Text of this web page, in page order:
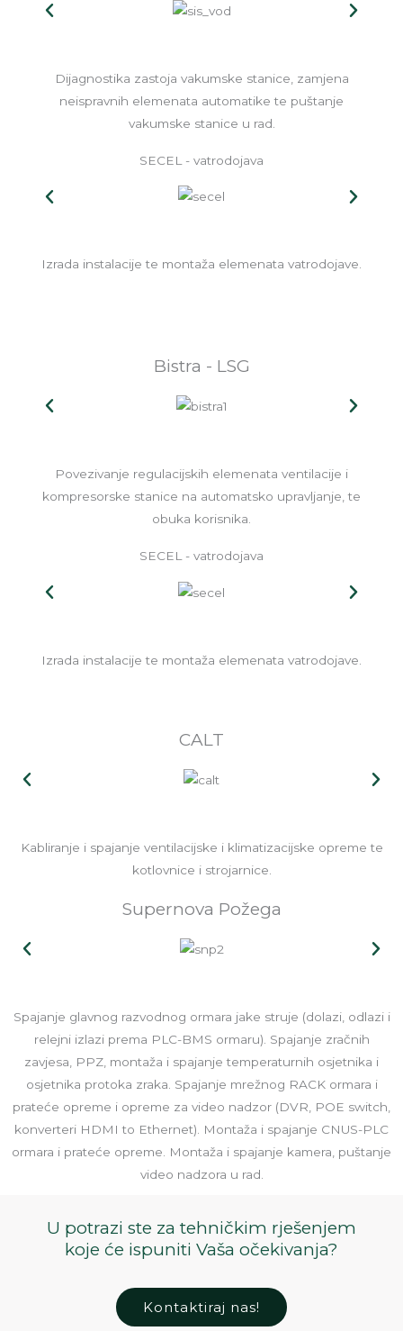
Dijagnostika zastoja vakumske stanice, zamjena
neispravnih elemenata automatike te puštanje
vakumske stanice u rad.
SECEL - vatrodojava
Izrada instalacije te montaža elemenata vatrodojave.
Bistra - LSG
Povezivanje regulacijskih elemenata ventilacije i
kompresorske stanice na automatsko upravljanje, te
obuka korisnika.
SECEL - vatrodojava
Izrada instalacije te montaža elemenata vatrodojave.
CALT
Kabliranje i spajanje ventilacijske i klimatizacijske opreme te
kotlovnice i strojarnice.
Supernova Požega
Spajanje glavnog razvodnog ormara jake struje (dolazi, odlazi i
relejni izlazi prema PLC-BMS ormaru). Spajanje zračnih
zavjesa, PPZ, montaža i spajanje temperaturnih osjetnika i
osjetnika protoka zraka. Spajanje mrežnog RACK ormara i
prateće opreme i opreme za video nadzor (DVR, POE switch,
konverteri HDMI to Ethernet). Montaža i spajanje CNUS-PLC
ormara i prateće opreme. Montaža i spajanje kamera, puštanje
video nadzora u rad.
U potrazi ste za tehničkim rješenjem
koje će ispuniti Vaša očekivanja?
Kontaktiraj nas!